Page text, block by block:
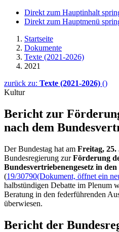
Direkt zum Hauptinhalt
Direkt zum Hauptmenü
Startseite
Dokumente
Texte (2021-2026)
2021
zurück zu: Texte (2021-2026) ()
Kultur
Bericht zur
nach dem
Der Bundestag hat am Freitag, 25.
Bundesregierung zurFörderung
Bundesvertriebenengesetz in den
(19/30790(Dokument, öffnet ein
halbstündigen Debatte im Plenum
Beratung in den federführenden
überwiesen.
Bericht der